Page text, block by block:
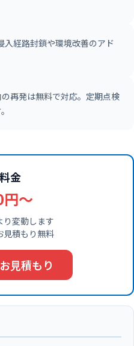
入経路封鎖や環境改善のアド
再発は無料で対応。定期点検
金
〜
変動します
積もり無料
見積もり